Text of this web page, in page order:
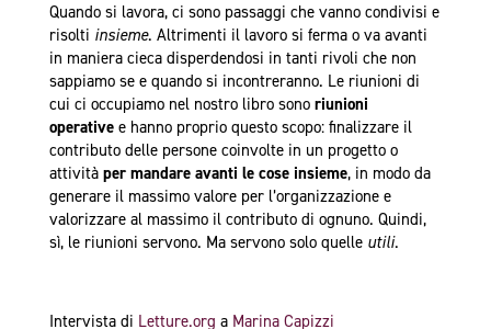
Quando si lavora, ci sono passaggi che vanno condivisi e
risolti insieme. Altrimenti il lavoro si ferma o va avanti
in maniera cieca disperdendosi in tanti rivoli che non
sappiamo se e quando si incontreranno. Le riunioni di
cui ci occupiamo nel nostro libro sono riunioni
operative e hanno proprio questo scopo: finalizzare il
contributo delle persone coinvolte in un progetto o
attività per mandare avanti le cose insieme, in modo da
generare il massimo valore per l’organizzazione e
valorizzare al massimo il contributo di ognuno. Quindi,
sì, le riunioni servono. Ma servono solo quelle utili.
Intervista di Letture.org a Marina Capizzi